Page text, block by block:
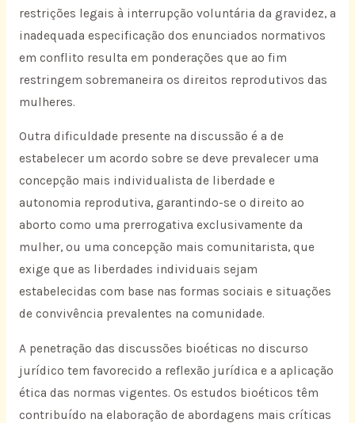
restrições legais à interrupção voluntária da gravidez, a
inadequada especificação dos enunciados normativos
em conflito resulta em ponderações que ao fim
restringem sobremaneira os direitos reprodutivos das
mulheres.
Outra dificuldade presente na discussão é a de
estabelecer um acordo sobre se deve prevalecer uma
concepção mais individualista de liberdade e
autonomia reprodutiva, garantindo-se o direito ao
aborto como uma prerrogativa exclusivamente da
mulher, ou uma concepção mais comunitarista, que
exige que as liberdades individuais sejam
estabelecidas com base nas formas sociais e situações
de convivência prevalentes na comunidade.
A penetração das discussões bioéticas no discurso
jurídico tem favorecido a reflexão jurídica e a aplicação
ética das normas vigentes. Os estudos bioéticos têm
contribuído na elaboração de abordagens mais críticas